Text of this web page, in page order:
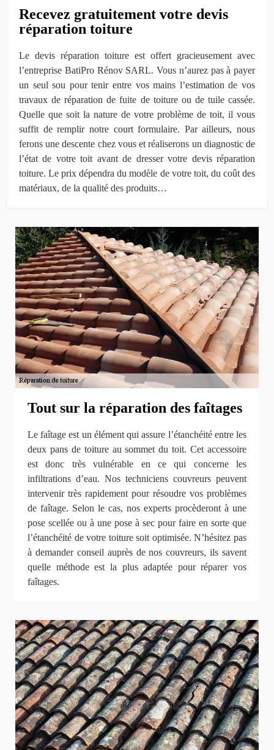
Recevez gratuitement votre devis
réparation toiture
Le devis réparation toiture est offert gracieusement avec
l’entreprise BatiPro Rénov SARL. Vous n’aurez pas à payer
un seul sou pour tenir entre vos mains l’estimation de vos
travaux de réparation de fuite de toiture ou de tuile cassée.
Quelle que soit la nature de votre problème de toit, il vous
suffit de remplir notre court formulaire. Par ailleurs, nous
ferons une descente chez vous et réaliserons un diagnostic de
l’état de votre toit avant de dresser votre devis réparation
toiture. Le prix dépendra du modèle de votre toit, du coût des
matériaux, de la qualité des produits…
Tout sur la réparation des faîtages
Le faîtage est un élément qui assure l’étanchéité entre les
deux pans de toiture au sommet du toit. Cet accessoire
est donc très vulnérable en ce qui concerne les
infiltrations d’eau. Nos techniciens couvreurs peuvent
intervenir très rapidement pour résoudre vos problèmes
de faîtage. Selon le cas, nos experts procèderont à une
pose scellée ou à une pose à sec pour faire en sorte que
l’étanchéité de votre toiture soit optimisée. N’hésitez pas
à demander conseil auprès de nos couvreurs, ils savent
quelle méthode est la plus adaptée pour réparer vos
faîtages.